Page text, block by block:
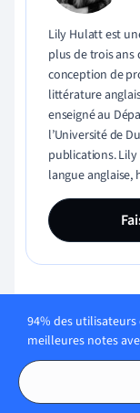
Lily Hulatt est
plus de trois ans
conception de
littérature
enseigné au
l’Université de
publications.
langue
Processus de
94% des
meilleures notes